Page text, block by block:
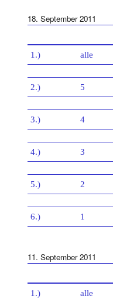
18. September 2011
1.) alle
2.) 5
3.) 4
4.) 3
5.) 2
6.) 1
11. September 2011
1.) alle